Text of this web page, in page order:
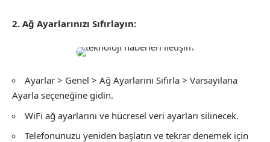
2. Ağ Ayarlarınızı Sıfırlayın:
Ayarlar > Genel > Ağ Ayarlarını Sıfırla > Varsayılana
Ayarla seçeneğine gidin.
WiFi ağ ayarlarını ve hücresel veri ayarları silinecek.
Telefonunuzu yeniden başlatın ve tekrar denemek için